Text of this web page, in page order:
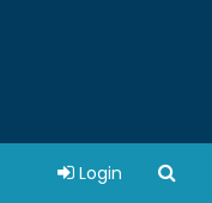
Login